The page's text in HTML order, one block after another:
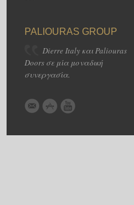
PALIOURAS GROUP
Dierre Italy και Paliouras
Doors σε μία μοναδική
συνεργασία.